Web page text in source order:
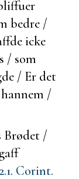
bedre /
icke
/ som
/ Er det
/
Brødet /
1. Corint.